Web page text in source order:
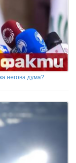
негова дума?